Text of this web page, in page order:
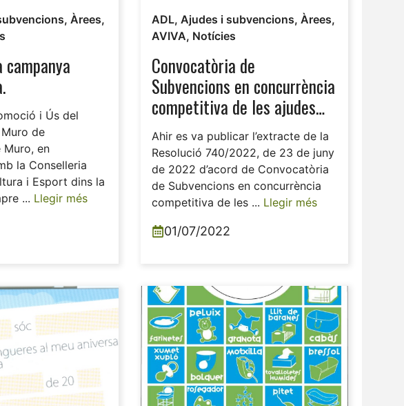
,Àrees,
i Ús del
de
Muro, en
la Conselleria
i Esport dins la
... Llegir més
ADL, Ajudes i subvencions, Àrees,
AVIVA, Notícies
Convocatòria de
Subvencions en concurrència
competitiva de les ajudes
econòmiques a activitats
cultural i ludicofestives en
el municipi de Muro de Alcoy,
anualitat 2022.
Ahir es va publicar l’extracte de la
Resolució 740/2022, de 23 de juny
de 2022 d’acord de Convocatòria
de Subvencions en concurrència
competitiva de les ... Llegir més
01/07/2022